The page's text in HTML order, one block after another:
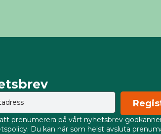
prenumerera på vårt nyhetsbrev
Du kan när som helst avsluta